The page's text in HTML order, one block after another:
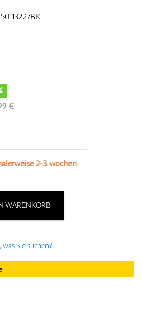
& GPS
€
2-3 wochen
WARENKORB
Sie suchen?